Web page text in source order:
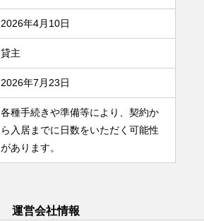
2026年4月10日
貸主
2026年7月23日
各種手続きや準備等により、契約か
ら入居までに日数をいただく可能性
があります。
運営会社情報